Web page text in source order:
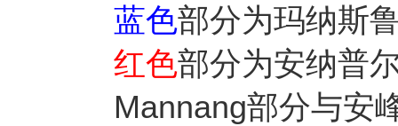
蓝色部分为玛纳斯
红色部分为安纳普
Mannang部分与安